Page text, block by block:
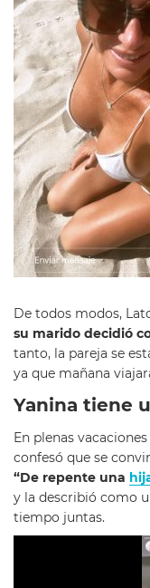
De todos modos,
su marido decidió
tanto, la pareja se
ya que mañana
Yanina tiene
En plenas
confesó que se
“De repente una
y la describió como
tiempo juntas.